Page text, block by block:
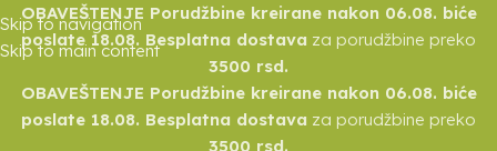
Skip to navigation
Skip to main content
OBAVEŠTENJE Porudžbine kreirane nakon 06.08. biće
poslate 18.08. Besplatna dostava za porudžbine preko
3500 rsd.
OBAVEŠTENJE Porudžbine kreirane nakon 06.08. biće
poslate 18.08. Besplatna dostava za porudžbine preko
3500 rsd.